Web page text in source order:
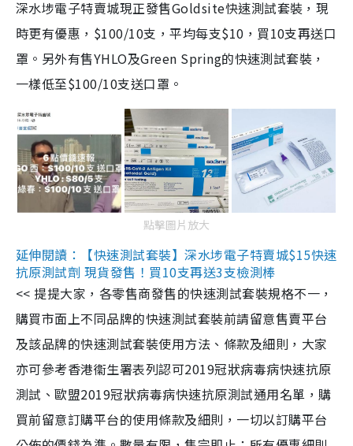
深水埗電子特賣城現正發售Goldsite快速測試套裝，現
時更有優惠，$100/10支，平均每支$10，買10支再送口
罩。另外有售YHLO及Green Spring的快速測試套裝，
一樣低至$100/10支送口罩。
點擊圖片放大
延伸閱讀：【快速測試套裝】深水埗電子特賣城$15快速
抗原測試劑 現貨發售！買10支再送3支檢測棒
<< 提提大家，各零售商發售的快速測試套裝規格不一，
購買市面上不同品牌的快速測試套裝前請留意售賣平台
及該品牌的快速測試套裝使用方法、條款及細則，大家
亦可參考香港衞生署表列認可2019冠狀病毒病快速抗原
測試、歐盟2019冠狀病毒病快速抗原測試通用名單，購
買前留意訂購平台的使用條款及細則，一切以訂購平台